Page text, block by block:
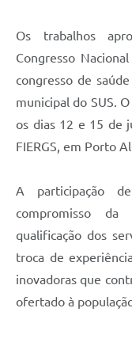
Os trabalhos
Congresso
congresso de
municipal do SUS.
os dias 12 e 15 de
FIERGS, em Porto
A participação
compromisso da
qualificação dos
troca de
inovadoras que
ofertado à